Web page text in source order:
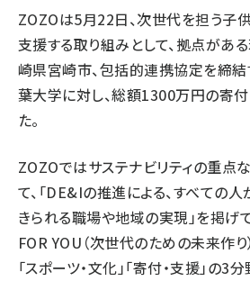
ZOZOは5月22日、次世代を担う子
支援する取り組みとして、拠点があ
崎県宮崎市、包括的連携協定を締
葉大学に対し、総額1300万円の寄
た。
ZOZOではサステナビリティの重点
て、「DE&Iの推進による、すべての
きられる職場や地域の実現」を掲げ
FOR YOU（次世代のための未来作り）
「スポーツ・文化」「寄付・支援」の